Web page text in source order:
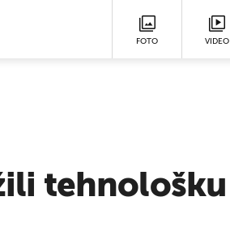
FOTO VIDEO
tehnološku